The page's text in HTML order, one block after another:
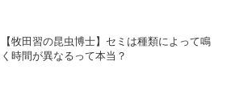
【牧田習の昆虫博士】セミは種類によって鳴
く時間が異なるって本当？